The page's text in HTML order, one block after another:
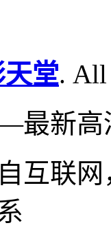
堂. All
新高
互联